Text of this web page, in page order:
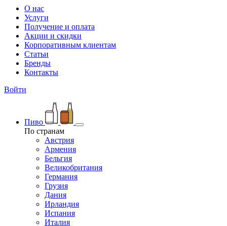
О нас
Услуги
Получение и оплата
Акции и скидки
Корпоративным клиентам
Статьи
Бренды
Контакты
Войти
Пиво
По странам
Австрия
Армения
Бельгия
Великобритания
Германия
Грузия
Дания
Ирландия
Испания
Италия